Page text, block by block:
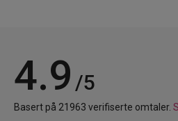
4.9 /5
Basert på 21963 verifiserte omtaler.